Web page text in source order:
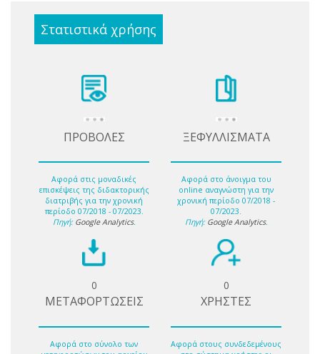
Στατιστικά χρήσης
ΠΡΟΒΟΛΕΣ
Αφορά στις μοναδικές
επισκέψεις της διδακτορικής
διατριβής για την χρονική
περίοδο 07/2018 - 07/2023.
Πηγή: Google Analytics.
ΞΕΦΥΛΛΙΣΜΑΤΑ
Αφορά στο άνοιγμα του
online αναγνώστη για την
χρονική περίοδο 07/2018 -
07/2023.
Πηγή: Google Analytics.
0
ΜΕΤΑΦΟΡΤΩΣΕΙΣ
Αφορά στο σύνολο των
0
ΧΡΗΣΤΕΣ
Αφορά στους συνδεδεμένους